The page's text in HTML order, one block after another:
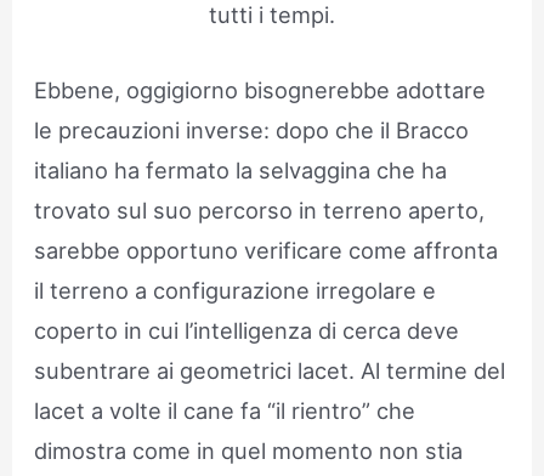
tutti i tempi.
Ebbene, oggigiorno bisognerebbe adottare
le precauzioni inverse: dopo che il Bracco
italiano ha fermato la selvaggina che ha
trovato sul suo percorso in terreno aperto,
sarebbe opportuno verificare come affronta
il terreno a configurazione irregolare e
coperto in cui l’intelligenza di cerca deve
subentrare ai geometrici lacet. Al termine del
lacet a volte il cane fa “il rientro” che
dimostra come in quel momento non stia